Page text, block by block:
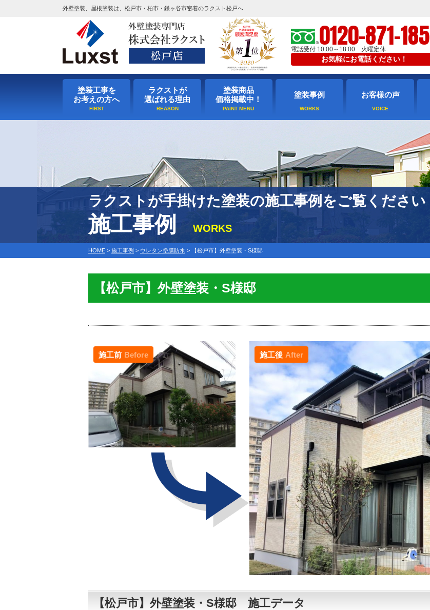
外壁塗装、屋根塗装は、松戸市・柏市・鎌ヶ谷市密着のラクスト松戸へ
0120-871-185
電話受付 10:00～18:00 火曜定休
お気軽にお電話ください！
塗装工事を
お考えの方へ
ラクストが
選ばれる理由
塗装商品
価格掲載中！
塗装事例 お客様の声
ラクストが手掛けた塗装の施工事例をご覧ください
施工事例 WORKS
HOME > 施工事例 > ウレタン塗膜防水 > 【松戸市】外壁塗装・S様邸
【松戸市】外壁塗装・S様邸
施工後 After
施工前 Before
【松戸市】外壁塗装・S様邸 施工データ